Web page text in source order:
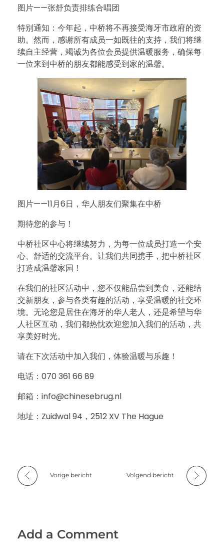
图片——张舒负责排练合唱团
特别通知：今年起，中桥将不再接受海牙市政府的资
助。然而，感谢所有成员一如既往的支持，我们将继
续自主经营，竭诚为各位会员提供温暖服务，确保每
一位来到中桥的朋友都能感受到家的温馨。
图片——11月6日，华人朋友们聚集在中桥
期待您的参与！
中桥社区中心将继续努力，为每一位成员打造一个安
心、舒适的交流平台。让我们共同携手，把中桥社区
打造成温馨家园！
在我们的社区活动中，您不仅能品尝到美食，还能结
交新朋友，参与各类有趣的活动，享受温暖的社交环
境。无论您是居住在海牙的华人老人，还是希望与华
人社区互动，我们都热忱欢迎您加入我们的活动，共
享美好时光。
请在下次活动中加入我们，体验温暖与乐趣！
电话：070 361 66 89
邮箱：info@chinesebrug.nl
地址：Zuidwal 94，2512 XV The Hague
Vorige bericht Volgend bericht
Add a Comment